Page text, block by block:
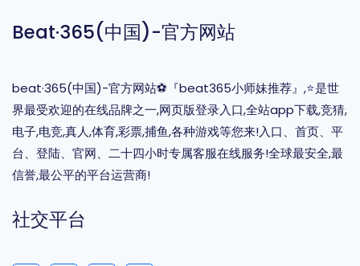
Beat·365(中国)-官方网站
beat·365(中国)-官方网站⚽️『beat365小师妹推荐』,⭐️是世
界最受欢迎的在线品牌之一,网页版登录入口,全站app下载,竞猜,
电子,电竞,真人,体育,彩票,捕鱼,各种游戏等您来!入口、首页、平
台、登陆、官网、二十四小时专属客服在线服务!全球最安全,最
信誉,最公平的平台运营商!
社交平台